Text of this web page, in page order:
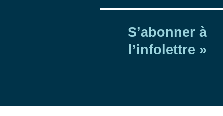
S’abonner à
l’infolettre »